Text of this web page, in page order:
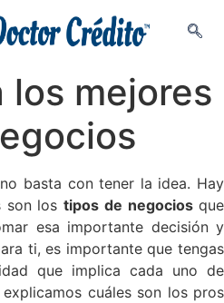
los mejores
basta con tener la idea. Hay
son lostipos de negociosque
esa importante decisión y
ti, es importante que tengas
que implica cada uno de
cuáles son los pros